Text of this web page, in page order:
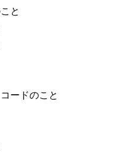
と
ードのこと